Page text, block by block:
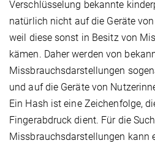
Verschlüsselung bekannte
natürlich nicht auf die Geräte
weil diese sonst in Besitz von
kämen. Daher werden von
Missbrauchsdarstellungen
und auf die Geräte von
Ein Hash ist eine Zeichenfolge,
Fingerabdruck dient. Für die
Missbrauchsdarstellungen kann